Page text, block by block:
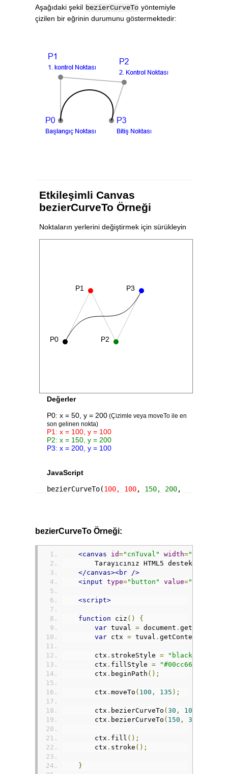
Aşağıdaki şekil bezierCurveTo yöntemiyle
çizilen bir eğrinin durumunu göstermektedir:
bezierCurveTo Örneği:
<canvas id="cnTuval" width="200"
        Tarayıcınız HTML5 desteklemiyor
</canvas><br
/>
<input type="button" value="Çiz"
<script>
function ciz ()
{
var tuval = document .
var ctx = tuval . getContext
        ctx
. strokeStyle = "black"
        ctx
. fillStyle = "#00cc66"
        ctx
. beginPath ();
        ctx
. moveTo ( 100 , 135 );
        ctx
. bezierCurveTo (30 , 100
        ctx
. bezierCurveTo ( 150 , 30
        ctx
. fill ();
        ctx
. stroke ();
}